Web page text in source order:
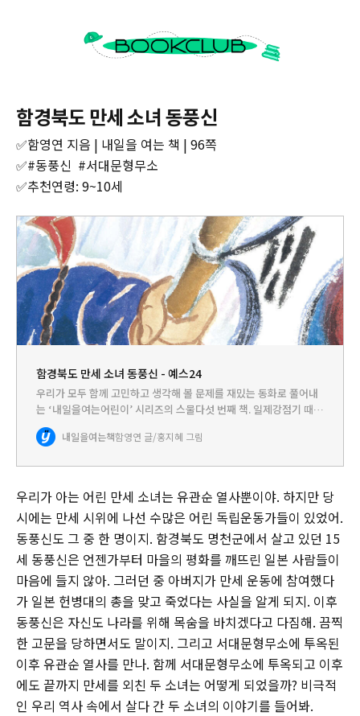
함경북도 만세 소녀 동풍신
✅함영연 지음 | 내일을 여는 책 | 96쪽
✅#동풍신 #서대문형무소
✅추천연령: 9~10세
함경북도 만세 소녀 동풍신 - 예스24
우리가 모두 함께 고민하고 생각해 볼 문제를 재밌는 동화로 풀어내
는 ‘내일을여는어린이’ 시리즈의 스물다섯 번째 책. 일제강점기 때
나라의 독립을 위해 헌신했던 열다섯 살 소녀 동풍신에 관한 동화이
다.우리가 익히 알고 있는 유관순처럼 저 북쪽 함경북도에도 일제
내일을여는책함영연 글/홍지혜 그림
우리가 아는 어린 만세 소녀는 유관순 열사뿐이야. 하지만 당
시에는 만세 시위에 나선 수많은 어린 독립운동가들이 있었어.
동풍신도 그 중 한 명이지. 함경북도 명천군에서 살고 있던 15
세 동풍신은 언젠가부터 마을의 평화를 깨뜨린 일본 사람들이
마음에 들지 않아. 그러던 중 아버지가 만세 운동에 참여했다
가 일본 헌병대의 총을 맞고 죽었다는 사실을 알게 되지. 이후
동풍신은 자신도 나라를 위해 목숨을 바치겠다고 다짐해. 끔찍
한 고문을 당하면서도 말이지. 그리고 서대문형무소에 투옥된
이후 유관순 열사를 만나. 함께 서대문형무소에 투옥되고 이후
에도 끝까지 만세를 외친 두 소녀는 어떻게 되었을까? 비극적
인 우리 역사 속에서 살다 간 두 소녀의 이야기를 들어봐.